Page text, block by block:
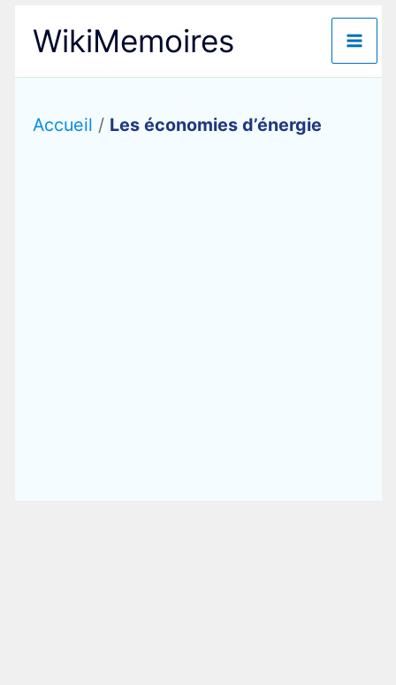
contenu
WikiMemoires
Accueil / Les économies d’énergie